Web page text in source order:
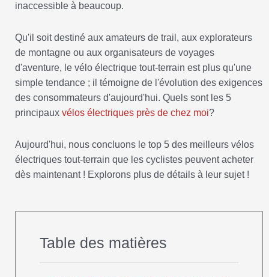
inaccessible à beaucoup.
Qu'il soit destiné aux amateurs de trail, aux explorateurs
de montagne ou aux organisateurs de voyages
d'aventure, le vélo électrique tout-terrain est plus qu'une
simple tendance ; il témoigne de l'évolution des exigences
des consommateurs d'aujourd'hui. Quels sont les 5
principaux vélos électriques près de chez moi?
Aujourd'hui, nous concluons le top 5 des meilleurs vélos
électriques tout-terrain que les cyclistes peuvent acheter
dès maintenant ! Explorons plus de détails à leur sujet !
Table des matières